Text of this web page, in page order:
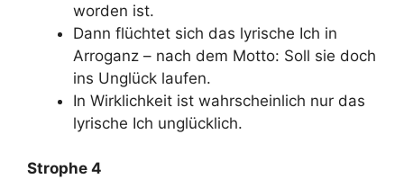
worden ist.
Dann flüchtet sich das lyrische Ich in
Arroganz – nach dem Motto: Soll sie doch
ins Unglück laufen.
In Wirklichkeit ist wahrscheinlich nur das
lyrische Ich unglücklich.
Strophe 4